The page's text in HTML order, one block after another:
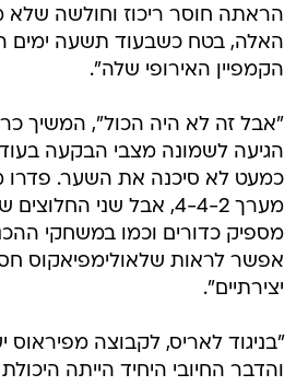
הראתה חוסר ריכוז וחולשה שלא
האלה, בטח כשבעוד תשעה ימים
הקמפיין האירופי שלה".
"אבל זה לא היה הכול", המשיך
הגיעה לשמונה מצבי הבקעה
כמעט לא סיכנה את השער. פדרו
מערך 4-4-2, אבל שני
מספיק כדורים וכמו במשחקי
אפשר לראות שלאולימפיאקוס
יצירתיים".
"בניגוד לאריס, לקבוצה מפיראוס
והדבר החיובי היחיד הייתה